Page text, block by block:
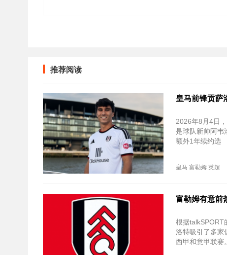
推荐阅读
皇马前锋贡萨
2026年8月4日
是球队新帅阿韦
额外1年续约选
皇马 富勒姆 英超
富勒姆有意前
根据talkSPORT
洛特吸引了多家
西甲和意甲联赛。